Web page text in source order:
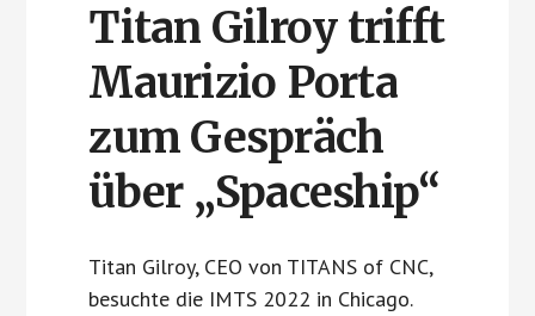
Titan Gilroy trifft
Maurizio Porta
zum Gespräch
über „Spaceship“
Titan Gilroy, CEO von TITANS of CNC,
besuchte die IMTS 2022 in Chicago.